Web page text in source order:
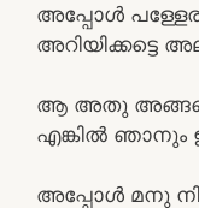
അപ്പോൾ
ആ അതു അങ്ങനെ
എങ്കിൽ ഞാനും
അപ്പോൾ മനു